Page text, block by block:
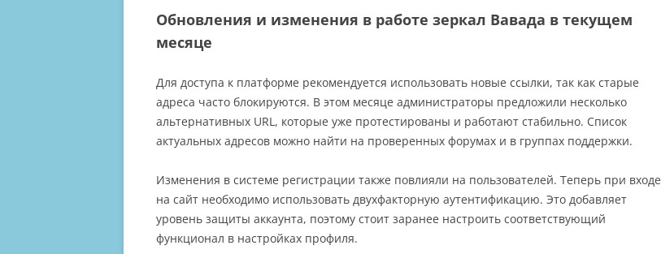
Обновления и изменения в работе зеркал Вавада в текущем
месяце
Для доступа к платформе рекомендуется использовать новые ссылки, так как старые
адреса часто блокируются. В этом месяце администраторы предложили несколько
альтернативных URL, которые уже протестированы и работают стабильно. Список
актуальных адресов можно найти на проверенных форумах и в группах поддержки.
Изменения в системе регистрации также повлияли на пользователей. Теперь при входе
на сайт необходимо использовать двухфакторную аутентификацию. Это добавляет
уровень защиты аккаунта, поэтому стоит заранее настроить соответствующий
функционал в настройках профиля.